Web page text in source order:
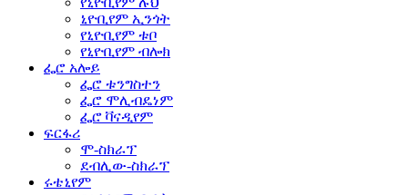
ኒዮቢየም ኢንጎት
የኒዮቢየም ቱቦ
የኒዮቢየም ብሎክ
ፌሮ አሎይ
ፌሮ ቱንግስተን
ፌሮ ሞሊብዴነም
ፌሮ ቫናዲየም
ፍርፋሪ
ሞ-ስክራፕ
ደብሊው-ስክራፕ
ሩቴኒየም